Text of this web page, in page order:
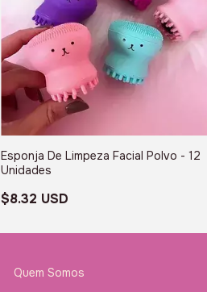
Esponja De Limpeza Facial Polvo - 12
Unidades
$8.32 USD
Quem Somos